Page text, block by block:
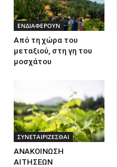
ΕΝΔΙΑΦΕΡΟΥΝ
Από τη χώρα του
μεταξιού, στη γη του
μοσχάτου
ΣΥΝΕΤΑΙΡΙΖΕΣΘΑΙ
ΑΝΑΚΟΙΝΩΣΗ
ΑΙΤΗΣΕΩΝ